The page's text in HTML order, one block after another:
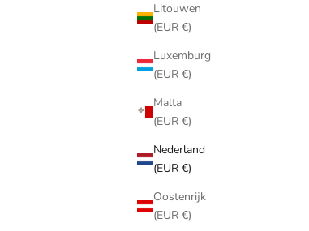
Litouwen
(EUR €)
Luxemburg
(EUR €)
Malta
(EUR €)
Nederland
(EUR €)
Oostenrijk
(EUR €)